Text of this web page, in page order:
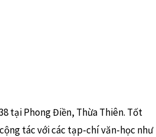
tại Phong Điền, Thừa Thiên. Tốt
tác với các tạp-chí văn-học như